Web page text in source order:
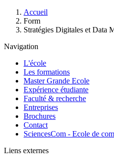
d'Ariane
Accueil
Form
Stratégies Digitales et
Navigation
L'école
Les formations
Master Grande Ecole
Expérience étudiante
Faculté & recherche
Entreprises
Brochures
Contact
SciencesCom - Ecole de
Liens externes